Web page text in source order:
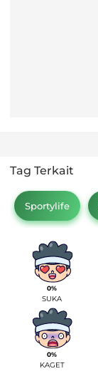
Tag Terkait
Sportylife
0%
SUKA
0%
KAGET